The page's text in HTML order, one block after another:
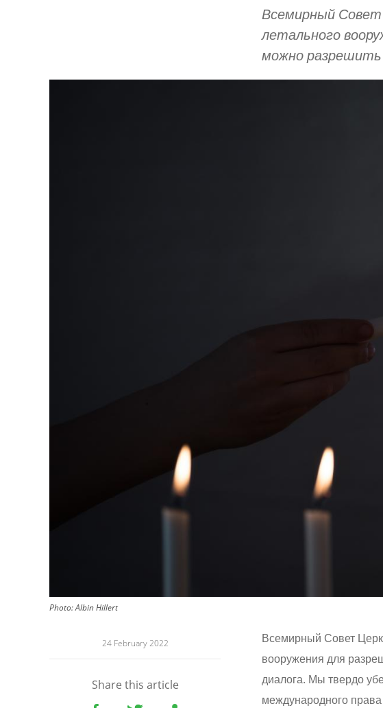
Всемирный Совет
летального
можно
Photo:Albin Hillert
24 February 2022
Share this article
Всемирный Совет
вооружения для
диалога. Мы твердо
международного